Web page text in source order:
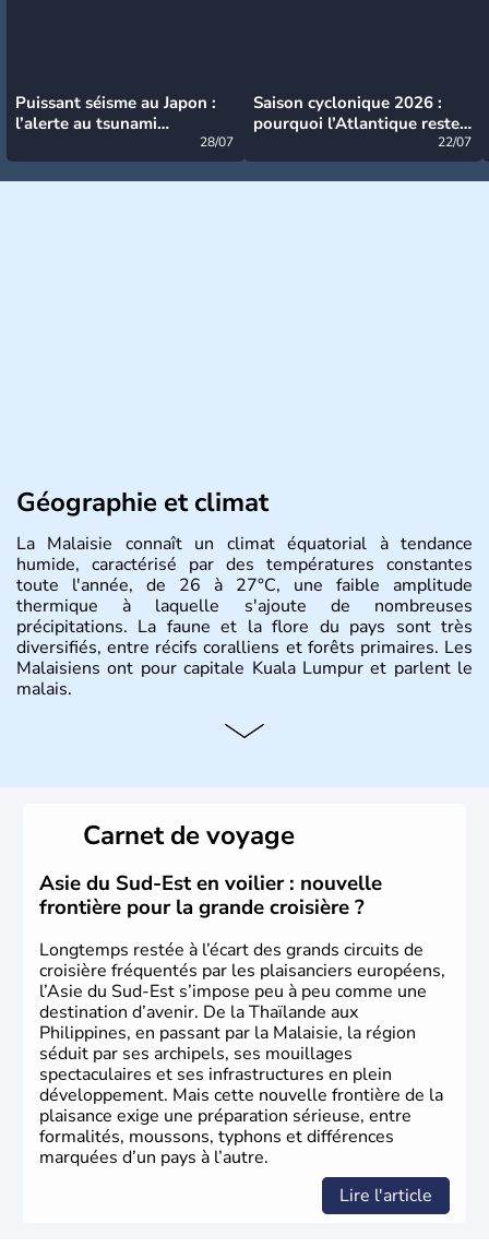
Puissant séisme au Japon :
l’alerte au tsunami
28/07
Saison cyclonique 2026 :
pourquoi l’Atlantique reste
22/07
Géographie et climat
La Malaisie connaît un climat équatorial à tendance
humide, caractérisé par des températures constantes
toute l'année, de 26 à 27°C, une faible amplitude
thermique à laquelle s'ajoute de nombreuses
précipitations. La faune et la flore du pays sont très
diversifiés, entre récifs coralliens et forêts primaires. Les
Malaisiens ont pour capitale Kuala Lumpur et parlent le
malais.
Histoire et administration
constituent son territoire. C'est l'un des « tigres » de la
région, passant en quelques années de « pays en voie de
développement » à « pays développé », riche de ses 27
millions d'habitants. La religion dominante est l'Islam.
Carnet de voyage
Asie du Sud-Est en voilier : nouvelle
frontière pour la grande croisière ?
Longtemps restée à l’écart des grands circuits de
croisière fréquentés par les plaisanciers européens,
l’Asie du Sud-Est s’impose peu à peu comme une
destination d’avenir. De la Thaïlande aux
Philippines, en passant par la Malaisie, la région
séduit par ses archipels, ses mouillages
spectaculaires et ses infrastructures en plein
développement. Mais cette nouvelle frontière de la
plaisance exige une préparation sérieuse, entre
formalités, moussons, typhons et différences
marquées d’un pays à l’autre.
Lire l'article